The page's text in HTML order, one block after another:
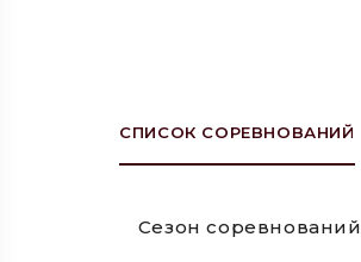
СПИСОК СОРЕВНОВАНИЙ
Сезон соревнований